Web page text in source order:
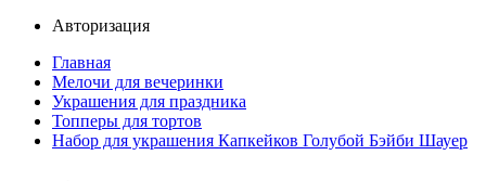
Авторизация
Главная
Мелочи для вечеринки
Украшения для праздника
Топперы для тортов
Набор для украшения Капкейков Голубой Бэйби Шауер